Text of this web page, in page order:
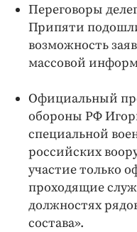
Переговоры
Припяти
возможность
массовой
Официальный
обороны РФ
специальной
российских
участие только
проходящие
должностях
состава».